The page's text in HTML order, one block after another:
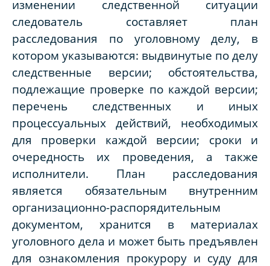
изменении следственной ситуации
следователь составляет план
расследования по уголовному делу, в
котором указываются: выдвинутые по делу
следственные версии; обстоятельства,
подлежащие проверке по каждой версии;
перечень следственных и иных
процессуальных действий, необходимых
для проверки каждой версии; сроки и
очередность их проведения, а также
исполнители. План расследования
является обязательным внутренним
организационно-распорядительным
документом, хранится в материалах
уголовного дела и может быть предъявлен
для ознакомления прокурору и суду для